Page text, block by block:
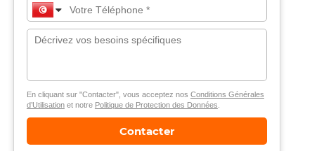
En cliquant sur "Contacter", vous acceptez nos Conditions Générales
d’Utilisationet notre Politique de Protection des Données
Contacter